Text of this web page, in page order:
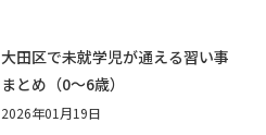
大田区で未就学児が通える習い事
まとめ（0〜6歳）
2026年01月19日